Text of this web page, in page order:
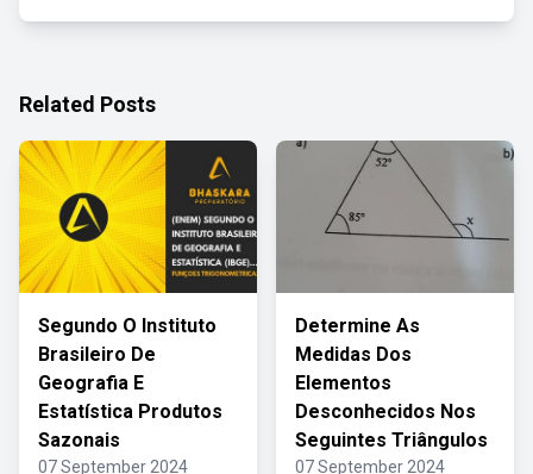
Related Posts
Segundo O Instituto
Brasileiro De
Geografia E
Estatística Produtos
Sazonais
07 September 2024
Determine As
Medidas Dos
Elementos
Desconhecidos Nos
Seguintes Triângulos
07 September 2024